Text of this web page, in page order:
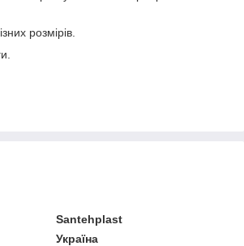
розмірів.
Santehplast
Україна